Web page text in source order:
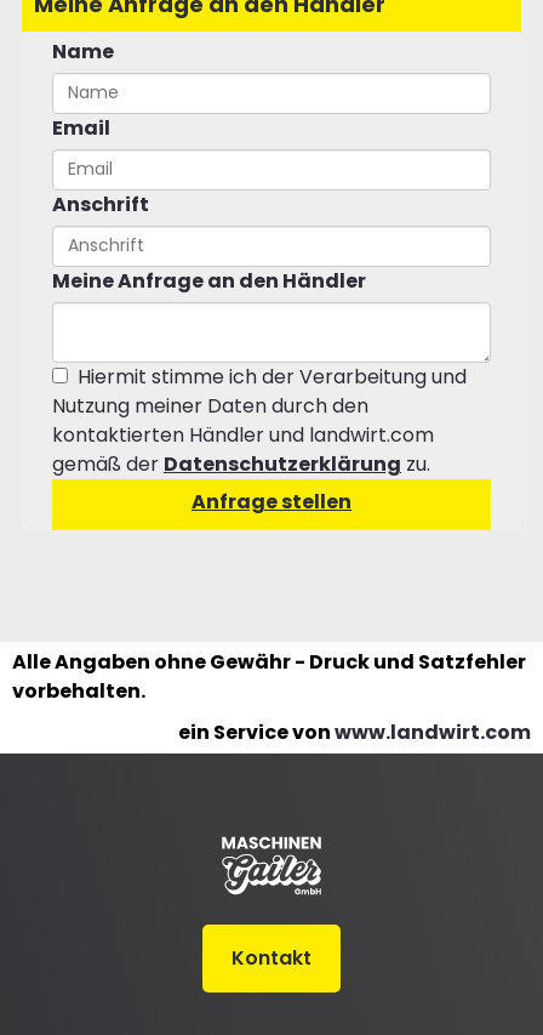
Name
Email
Anschrift
Meine Anfrage an den Händler
Hiermit stimme ich der Verarbeitung und
Nutzung meiner Daten durch den
kontaktierten Händler und landwirt.com
gemäß der Datenschutzerklärung zu.
Alle Angaben ohne Gewähr - Druck und Satzfehler
vorbehalten.
ein Service vonwww.landwirt.com
Kontakt